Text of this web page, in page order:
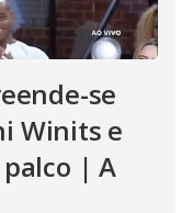
se
Winits e
| A